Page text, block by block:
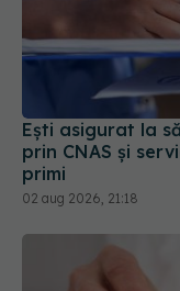
Ești asigurat la
prin CNAS și
02 aug 2026, 21:18